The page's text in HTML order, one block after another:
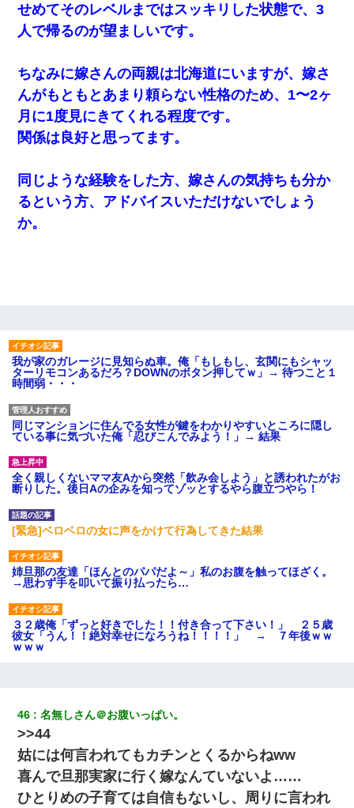
せめてそのレベルまではスッキリした状態で、3
人で帰るのが望ましいです。
ちなみに嫁さんの両親は北海道にいますが、嫁さ
んがもともとあまり頼らない性格のため、1〜2ヶ
月に1度見にきてくれる程度です。
関係は良好と思ってます。
同じような経験をした方、嫁さんの気持ちも分か
るという方、アドバイスいただけないでしょう
か。
我が家のガレージに見知らぬ車。俺「もしもし、玄関にもシャッ
ターリモコンあるだろ？DOWNのボタン押してｗ」→ 待つこと１
時間弱・・・
同じマンションに住んでる女性が鍵をわかりやすいところに隠し
ている事に気づいた俺「忍びこんでみよう！」→ 結果
全く親しくないママ友Aから突然「飲み会しよう」と誘われたがお
断りした。後日Aの企みを知ってゾッとするやら腹立つやら！
[緊急]ベロベロの女に声をかけて行為してきた結果
姉旦那の友達「ほんとのパパだよ～」私のお腹を触ってほざく。
→思わず手を叩いて振り払ったら…
３２歳俺「ずっと好きでした！！付き合って下さい！」 ２５歳
彼女「うん！！絶対幸せになろうね！！！！」 → ７年後ｗｗ
ｗｗｗ
の？」→
【驚愕】私「今まで育てた分のお金返してね(冗談)」息子「はい、
3000万円」→数年後。私「妹が病気になったから援助して欲し
い」→
46 名無しさん＠お腹いっぱい。
>>44
姑には何言われてもカチンとくるからねww
喜んで旦那実家に行く嫁なんていないよ……
ひとりめの子育ては自信もないし、周りに言われ